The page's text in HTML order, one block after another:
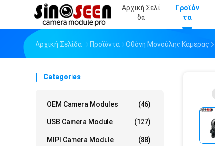
Αρχική Σελί
Δα
Προϊόν
Τα
Αρχική Σελίδα Προϊόντα Οθόνη Μονούλης Καμερας
Catagories
OEM Camera Modules (46)
USB Camera Module (127)
MIPI Camera Module (88)